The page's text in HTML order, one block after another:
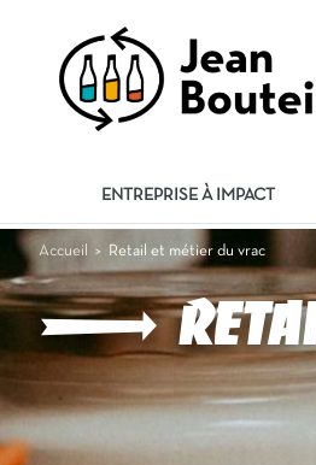
ENTREPRISE À IMPACT
Accueil > Retail et métier du vrac